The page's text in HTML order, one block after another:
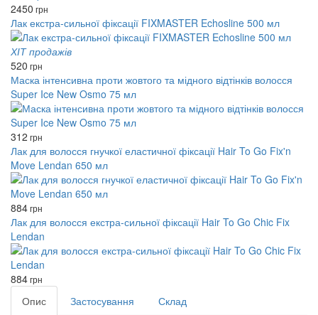
2450 грн
Лак екстра-сильної фіксації FIXMASTER Echosline 500 мл
ХІТ продажів
520 грн
Маска інтенсивна проти жовтого та мідного відтінків волосся
Super Ice New Osmo 75 мл
312 грн
Лак для волосся гнучкої еластичної фіксації Hair To Go Fix'n
Move Lendan 650 мл
884грн
Лак для волосся екстра-сильної фіксації Hair To Go Chic Fix
Lendan
884грн
Опис Застосування
Склад